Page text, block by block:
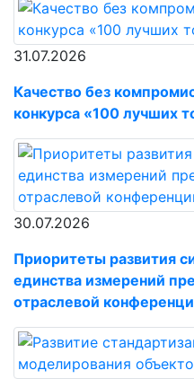
31.07.2026
Качество без
конкурса «100 лучших
30.07.2026
Приоритеты развития
единства измерений
отраслевой